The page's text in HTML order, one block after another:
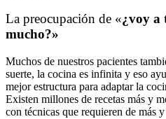
La preocupación de «¿voy a
mucho?»
Muchos de nuestros pacientes
suerte, la cocina es infinita y eso
mejor estructura para adaptar la
Existen millones de recetas más y
con técnicas que requieren de más